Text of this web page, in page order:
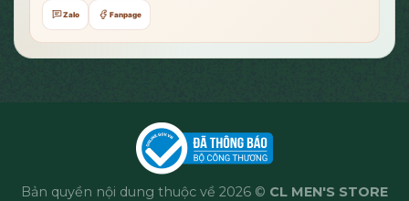
Zalo Fanpage
Bản quyền nội dung thuộc về 2026 © CL MEN'S STORE